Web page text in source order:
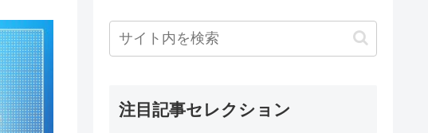
注目記事セレクション